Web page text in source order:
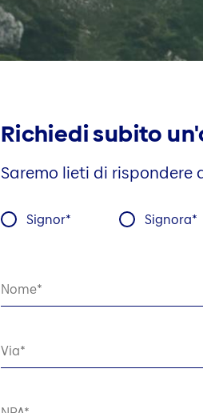
Richiedi subito
Saremo lieti di rispondere
Signor Signora
Nome
Via